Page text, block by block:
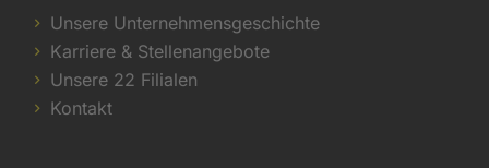
Unsere Unternehmensgeschichte
Karriere & Stellenangebote
Unsere 22 Filialen
Kontakt